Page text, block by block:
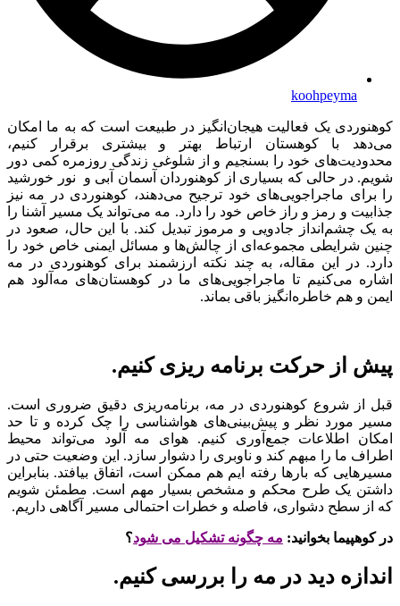
koohpeyma
کوهنوردی یک فعالیت هیجان‌انگیز در طبیعت است که به ما امکان
می‌دهد با کوهستان ارتباط بهتر و بیشتری برقرار کنیم،
محدودیت‌های خود را بسنجیم و از شلوغی زندگی روزمره کمی دور
شویم. در حالی که بسیاری از کوهنوردان آسمان آبی و نور خورشید
را برای ماجراجویی‌های خود ترجیح می‌دهند، کوهنوردی در مه نیز
جذابیت و رمز و راز خاص خود را دارد. مه می‌تواند یک مسیر آشنا را
به یک چشم‌انداز جادویی و مرموز تبدیل کند. با این حال، صعود در
چنین شرایطی مجموعه‌ای از چالش‌ها و مسائل ایمنی خاص خود را
دارد. در این مقاله، به چند نکته ارزشمند برای کوهنوردی در مه
اشاره می‌کنیم تا ماجراجویی‌های ما در کوهستان‌های مه‌آلود هم
ایمن و هم خاطره‌انگیز باقی بماند.
پیش از حرکت برنامه ریزی کنیم.
قبل از شروع کوهنوردی در مه، برنامه‌ریزی دقیق ضروری است.
مسیر مورد نظر و پیش‌بینی‌های هواشناسی را چک کرده و تا حد
امکان اطلاعات جمع‌آوری کنیم. هوای مه آلود می‌تواند محیط
اطراف ما را مبهم کند و ناوبری را دشوار سازد. این وضعیت حتی در
مسیرهایی که بارها رفته ایم هم ممکن است، اتفاق بیافتد. بنابراین
داشتن یک طرح محکم و مشخص بسیار مهم است. مطمئن شویم
که از سطح دشواری، فاصله و خطرات احتمالی مسیر آگاهی داریم.
در کوهپیما بخوانید: مه چگونه تشکیل می شود؟
اندازه دید در مه را بررسی کنیم.